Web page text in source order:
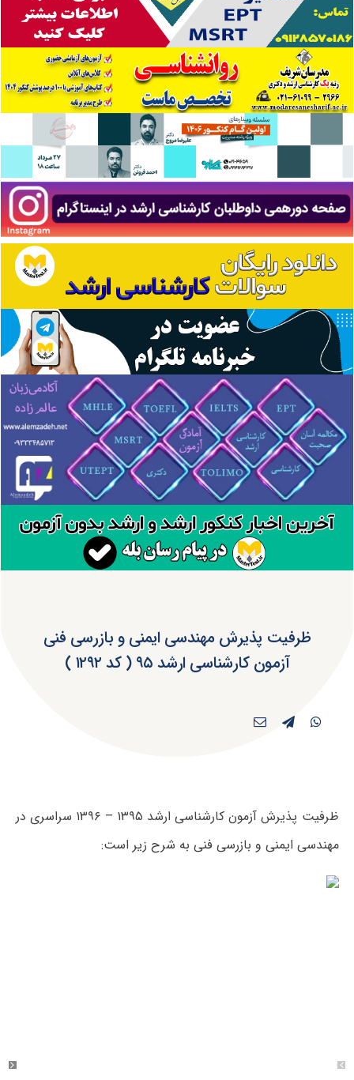
ظرفیت پذیرش مهندسی ایمنی و بازرسی فنی
آزمون کارشناسی ارشد ۹۵ ( کد ۱۲۹۲ )
ظرفیت پذیرش آزمون کارشناسی ارشد ۱۳۹۵ – ۱۳۹۶ سراسری در
مهندسی ایمنی و بازرسی فنی به شرح زیر است: